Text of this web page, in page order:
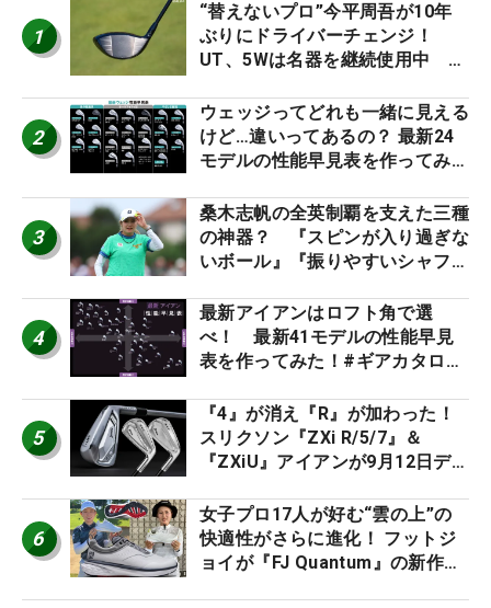
1
“替えないプロ”今平周吾が10年
ぶりにドライバーチェンジ！
UT、5Wは名器を継続使用中 #
2
ウェッジってどれも一緒に見える
けど…違いってあるの？ 最新24
モデルの性能早見表を作ってみ
3
桑木志帆の全英制覇を支えた三種
の神器？ 『スピンが入り過ぎな
いボール』『振りやすいシャフ
ー』 #女子プロセッティング
4
最新アイアンはロフト角で選
べ！ 最新41モデルの性能早見
表を作ってみた！#ギアカタログ
5
『4』が消え『R』が加わった！
スリクソン『ZXi R/5/7』＆
『ZXiU』アイアンが9月12日デ
6
女子プロ17人が好む“雲の上”の
快適性がさらに進化！ フットジ
ョイが『FJ Quantum』の新作を